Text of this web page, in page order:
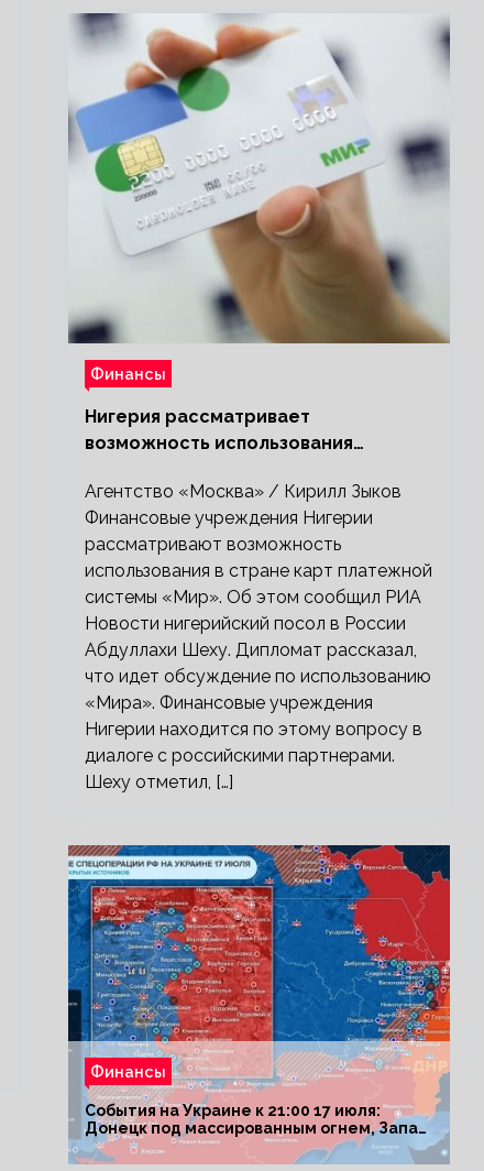
Финансы
Нигерия рассматривает
возможность использования
Агентство «Москва» / Кирилл Зыков
Финансовые учреждения Нигерии
рассматривают возможность
использования в стране карт платежной
системы «Мир». Об этом сообщил РИА
Новости нигерийский посол в России
Абдуллахи Шеху. Дипломат рассказал,
что идет обсуждение по использованию
«Мира». Финансовые учреждения
Нигерии находится по этому вопросу в
диалоге с российскими партнерами.
Шеху отметил, […]
Финансы
События на Украине к 21:00 17 июля:
Донецк под массированным огнем, Запад
поставил Киеву ультиматум